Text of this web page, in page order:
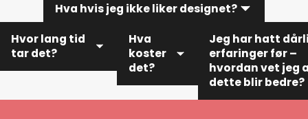
Ikke mye. Vi leder prosessen, stiller de riktige
spørsmålene og skriver all tekst for deg. Du trenger
bare å gi tilbakemeldinger underveis.
Hva hvis jeg ikke liker designet?
Du får alltid utkast du kan gi tilbakemeldinger på. Vi
jobber tett sammen og justerer til du er fornøyd.
Hvor lang tid
tar det?
Vanlig
Hva
koster
det?
Jeg har hatt
erfaringer før –
hvordan vet jeg
dette blir bedre?